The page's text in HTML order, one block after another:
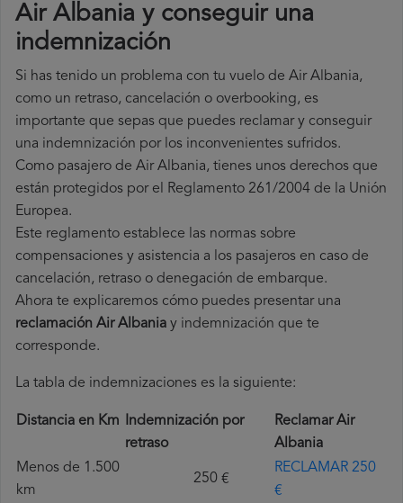
Air Albania y conseguir una
indemnización
Si has tenido un problema con tu vuelo de Air Albania,
como un retraso, cancelación o overbooking, es
importante que sepas que puedes reclamar y conseguir
una indemnización por los inconvenientes sufridos.
Como pasajero de Air Albania, tienes unos derechos que
están protegidos por el Reglamento 261/2004 de la Unión
Europea.
Este reglamento establece las normas sobre
compensaciones y asistencia a los pasajeros en caso de
cancelación, retraso o denegación de embarque.
Ahora te explicaremos cómo puedes presentar una
reclamación Air Albania y indemnización que te
corresponde.
La tabla de indemnizaciones es la siguiente:
Distancia en Km Indemnización por
retraso
Reclamar Air
Albania
Menos de 1.500
km
250 €
RECLAMAR 250
€